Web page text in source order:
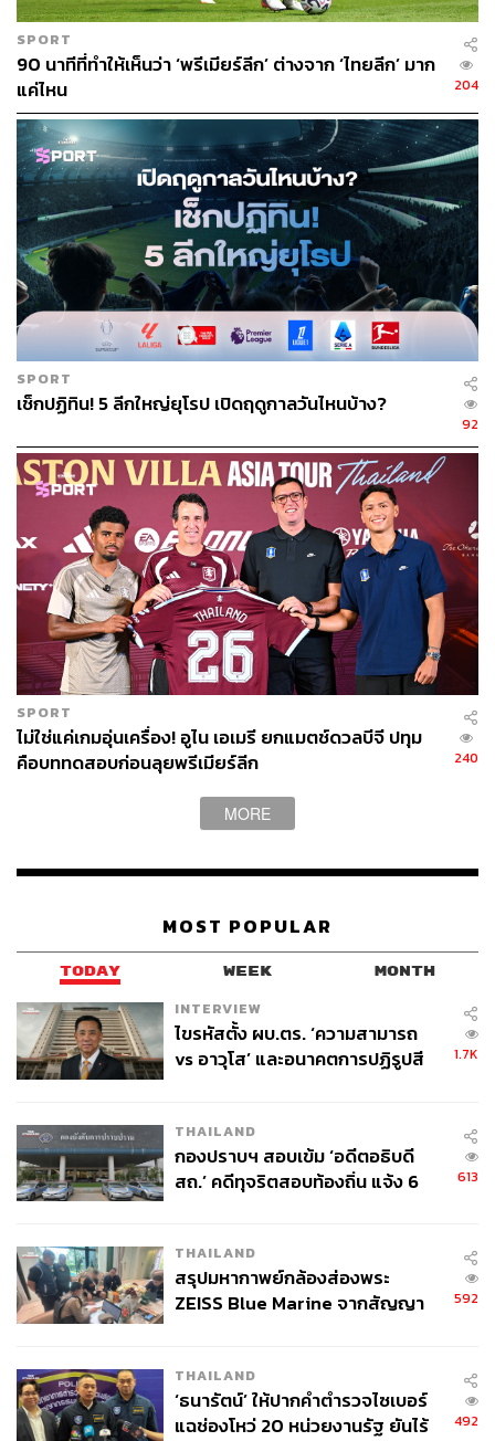
SPORT
90 นาทีที่ทำให้เห็นว่า ‘พรีเมียร์ลีก’ ต่างจาก ‘ไทยลีก’ มาก
แค่ไหน
204
SPORT
เช็กปฏิทิน! 5 ลีกใหญ่ยุโรป เปิดฤดูกาลวันไหนบ้าง?
92
SPORT
ไม่ใช่แค่เกมอุ่นเครื่อง! อูไน เอเมรี ยกแมตช์ดวลบีจี ปทุม
คือบททดสอบก่อนลุยพรีเมียร์ลีก
240
MORE
MOST POPULAR
TODAY WEEK MONTH
INTERVIEW
ไขรหัสตั้ง ผบ.ตร. ‘ความสามารถ
vs อาวุโส’ และอนาคตการปฏิรูปสี
1.7K
THAILAND
กองปราบฯ สอบเข้ม ‘อดีตอธิบดี
สถ.’ คดีทุจริตสอบท้องถิ่น แจ้ง 6
613
THAILAND
สรุปมหากาพย์กล้องส่องพระ
ZEISS Blue Marine จากสัญญา
จ่ายหนี้-แอบระบุแบรนด์
592
THAILAND
‘ธนารัตน์’ ให้ปากคำตำรวจไซเบอร์
แฉช่องโหว่ 20 หน่วยงานรัฐ ยันไร้
492